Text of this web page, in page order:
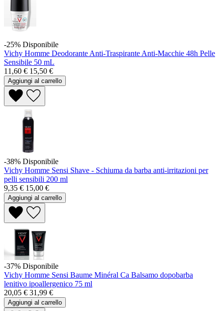
-25% Disponibile
Vichy Homme Deodorante Anti-Traspirante Anti-Macchie 48h Pelle
Sensibile 50 mL
11,60 € 15,50 €
Aggiungi al carrello
-38% Disponibile
Vichy Homme Sensi Shave - Schiuma da barba anti-irritazioni per
pelli sensibili 200 ml
9,35 € 15,00 €
Aggiungi al carrello
-37% Disponibile
Vichy Homme Sensi Baume Minéral Ca Balsamo dopobarba
lenitivo ipoallergenico 75 ml
20,05 € 31,99 €
Aggiungi al carrello